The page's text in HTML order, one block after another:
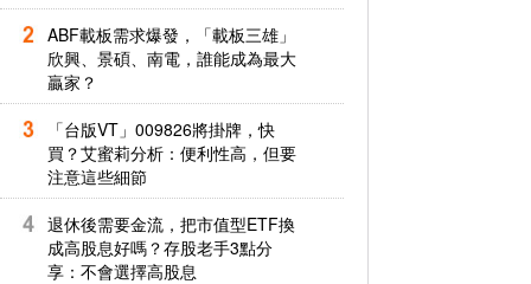
ABF載板需求爆發，「載板三雄」
欣興、景碩、南電，誰能成為最大
贏家？
「台版VT」009826將掛牌，快
買？艾蜜莉分析：便利性高，但要
注意這些細節
退休後需要金流，把市值型ETF換
成高股息好嗎？存股老手3點分
享：不會選擇高股息